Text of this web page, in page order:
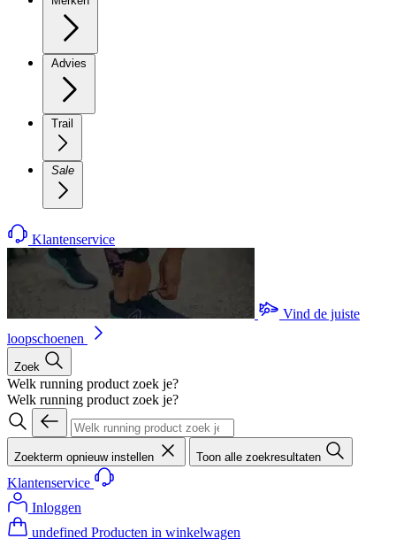
Advies
Trail
Sale
Klantenservice
Vind de juiste
loopschoenen
Zoek
Welk running product zoek je?
Welk running product zoek je?
Zoekterm opnieuw instellen Toon alle zoekresultaten
Klantenservice
Inloggen
undefined Producten in winkelwagen